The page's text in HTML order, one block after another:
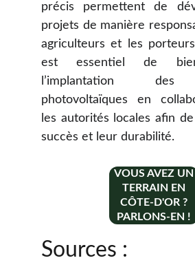
précis permettent de
projets de manière
agriculteurs et les
est essentiel de
l’implantation des
photovoltaïques en
les autorités locales afin
succès et leur durabilité.
VOUS AVEZ UN
TERRAIN EN
CÔTE-D'OR ?
PARLONS-EN !
Sources :